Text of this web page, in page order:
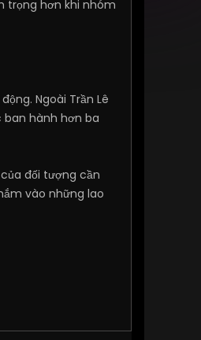
trọng hơn khi nhóm
Ngoài Trần Lê
ban hành hơn ba
đối tượng cần
vào những lao